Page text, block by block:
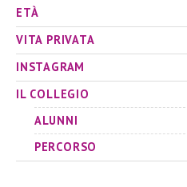
ETÀ
VITA PRIVATA
INSTAGRAM
IL COLLEGIO
ALUNNI
PERCORSO